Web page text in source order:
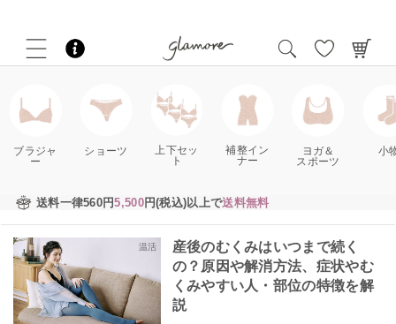
ブラジャ
ー
ショーツ
上下セッ
ト
補整イン
ナー
ヨガ＆
スポーツ
小
送料一律560円5,500円(税込)以上で送料無料
温活
産後のむくみはいつまで続く
の？原因や解消方法、症状やむ
くみやすい人・部位の特徴を解
説